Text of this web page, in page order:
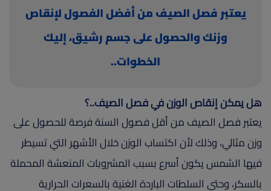
يعتبر فصل الصيف من أفضل الفصول لإنقاص
وزنك والحصول على جسم رشيق، إليك
الخطوات..
هل يمكن إنقاص الوزن في فصل الصيف..؟
يعتبر فصل الصيف من أقل فصول السنة فرصة للحصول على
وزن مثالي، وذلك لأن اكتساب الوزن خلال الأشهر التي تسيطر
فيها الشمس يكون أسرع بسبب المشروبات المنعشة المحملة
بالسكر، وحتى السلطات الباردة الغنية بالسعرات الحرارية